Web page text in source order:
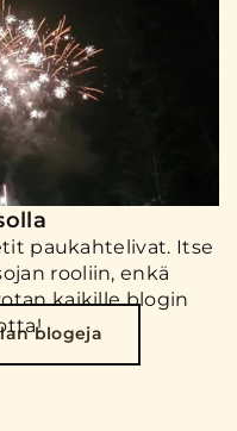
paukahtelivat. Itse
rooliin, enkä
kaikille blogin
blogeja